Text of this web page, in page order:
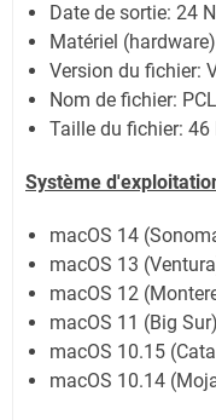
Date de sortie: 24
Matériel
Version du fichier:
Nom de fichier:
Taille du fichier: 46
Système
macOS 14
macOS 13
macOS 12
macOS 11 (Big Sur)
macOS 10.15
macOS 10.14